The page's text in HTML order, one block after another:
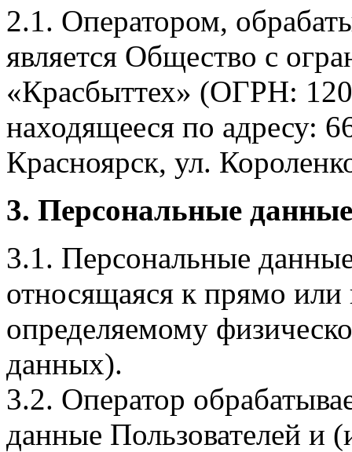
2.1. Оператором,
является Общество с
«Красбыттех» (ОГРН:
находящееся по адресу:
Красноярск, ул.
3. Персональные
3.1. Персональные
относящаяся к прямо
определяемому
данных).
3.2. Оператор
данные Пользователей и